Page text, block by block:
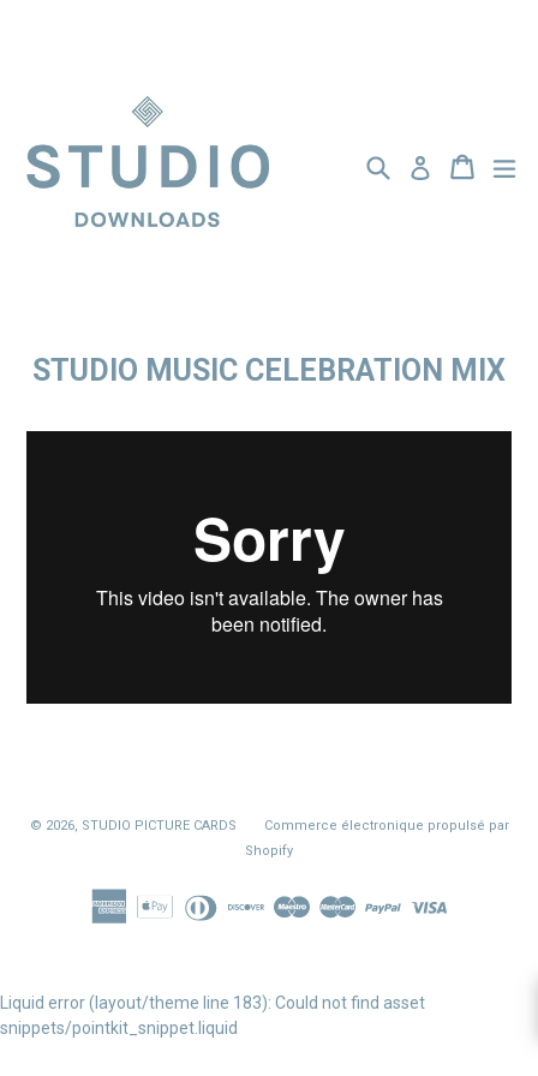
RechercheSe connecter
Panier
Panier
STUDIO MUSIC CELEBRATION MIX
© 2026, STUDIO PICTURE CARDS
Commerce électronique propulsé par
Shopify
Liquid error (layout/theme line 183): Could not find asset
snippets/pointkit_snippet.liquid